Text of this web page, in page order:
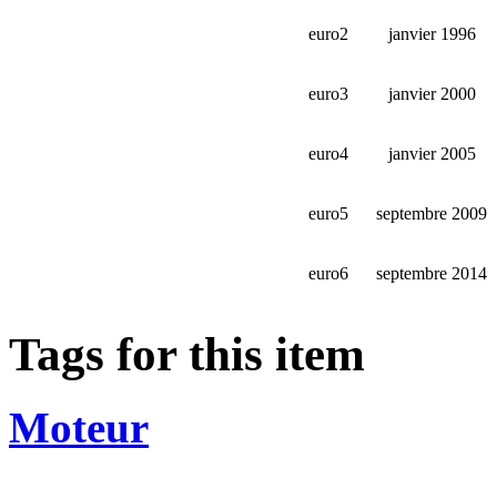
euro2 janvier 1996
euro3 janvier 2000
euro4 janvier 2005
euro5 septembre 2009
euro6 septembre 2014
Tags for this item
Moteur